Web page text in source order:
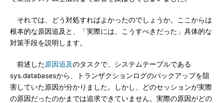
それでは、どう対処すればよかったのでしょうか。ここからは
根本的な原因追及と、「実際には、こうすべきだった」具体的な
対策手段を説明します。
前述した原因追及のタスクで、システムテーブルである
sys.databasesから、トランザクションログのバックアップを阻
害していた原因が分かりました。しかし、どのセッションが実際
の原因だったのかまでは追求できていません。実際の原因がどの